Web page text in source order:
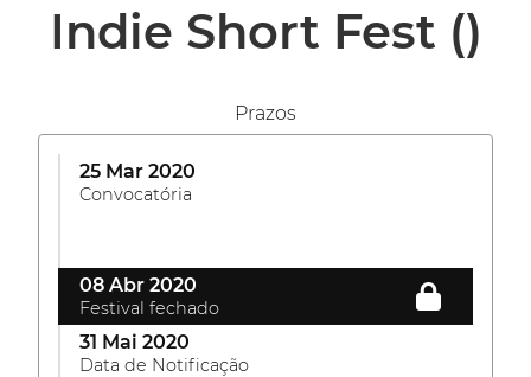
Indie Short Fest ()
Prazos
25 Mar 2020
Convocatória
08 Abr 2020
Festival fechado
31 Mai 2020
Data de Notificação